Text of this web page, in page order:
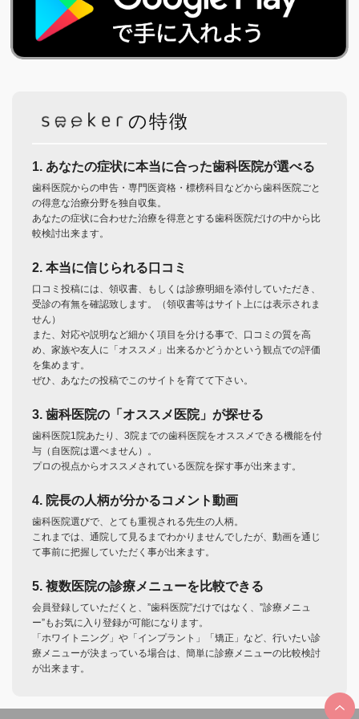
の特徴
1. あなたの症状に本当に合った歯科医院が選べる
歯科医院からの申告・専門医資格・標榜科目などから歯科医院ごと
の得意な治療分野を独自収集。
あなたの症状に合わせた治療を得意とする歯科医院だけの中から比
較検討出来ます。
2. 本当に信じられる口コミ
口コミ投稿には、領収書、もしくは診療明細を添付していただき、
受診の有無を確認致します。（領収書等はサイト上には表示されま
せん）
また、対応や説明など細かく項目を分ける事で、口コミの質を高
め、家族や友人に「オススメ」出来るかどうかという観点での評価
を集めます。
ぜひ、あなたの投稿でこのサイトを育てて下さい。
3. 歯科医院の「オススメ医院」が探せる
歯科医院1院あたり、3院までの歯科医院をオススメできる機能を付
与（自医院は選べません）。
プロの視点からオススメされている医院を探す事が出来ます。
4. 院長の人柄が分かるコメント動画
歯科医院選びで、とても重視される先生の人柄。
これまでは、通院して見るまでわかりませんでしたが、動画を通じ
て事前に把握していただく事が出来ます。
5. 複数医院の診療メニューを比較できる
会員登録していただくと、”歯科医院”だけではなく、”診療メニュ
ー”もお気に入り登録が可能になります。
「ホワイトニング」や「インプラント」「矯正」など、行いたい診
療メニューが決まっている場合は、簡単に診療メニューの比較検討
が出来ます。